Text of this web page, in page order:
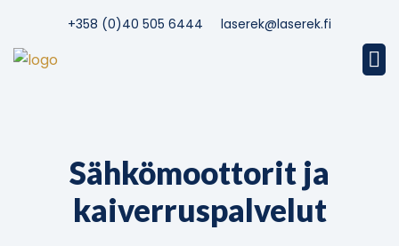
+358 (0)40 505 6444 laserek@laserek.fi
Sähkömoottorit ja
kaiverruspalvelut